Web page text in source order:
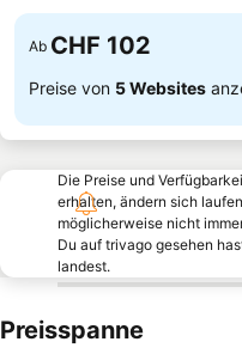
Ab CHF 102
Preise von 5 Websites
Die Preise und
erhalten, ändern sich
möglicherweise nicht
Du auf trivago gesehen
landest.
Preisspanne